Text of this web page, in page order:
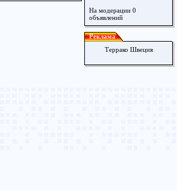
На модерации 0
объявлений
Реклама
Террако Швеция